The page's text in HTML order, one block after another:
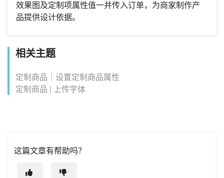
效果图及定制项属性值一并传入订单，为商家制作产
品提供设计依据。
相关主题
定制商品｜设置定制商品属性
定制商品 | 上传字体
这篇文章有帮助吗？